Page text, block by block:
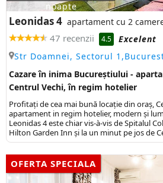
noapte
Leonidas 4 apartament cu 2
47 recenzii 4.5
Excelent
Str Doamnei, Sectorul
Cazare în inima Bucureștiului -
Centrul Vechi, în regim hotelier
Profitați de cea mai bună locație din oraș,
apartament in regim hotelier, modern și
Leonidas 4 este chiar vis-à-vis de Spitalul
Hilton Garden Inn și la un minut pe jos de
OFERTA SPECIALA